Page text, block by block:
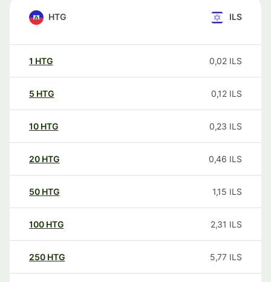
HTG ILS
1 HTG 0,02 ILS
5 HTG 0,12 ILS
10 HTG 0,23 ILS
20 HTG 0,46 ILS
50 HTG 1,15 ILS
100 HTG 2,31 ILS
250 HTG 5,77 ILS